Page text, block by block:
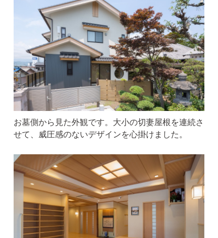
お墓側から見た外観です。大小の切妻屋根を連続さ
せて、威圧感のないデザインを心掛けました。